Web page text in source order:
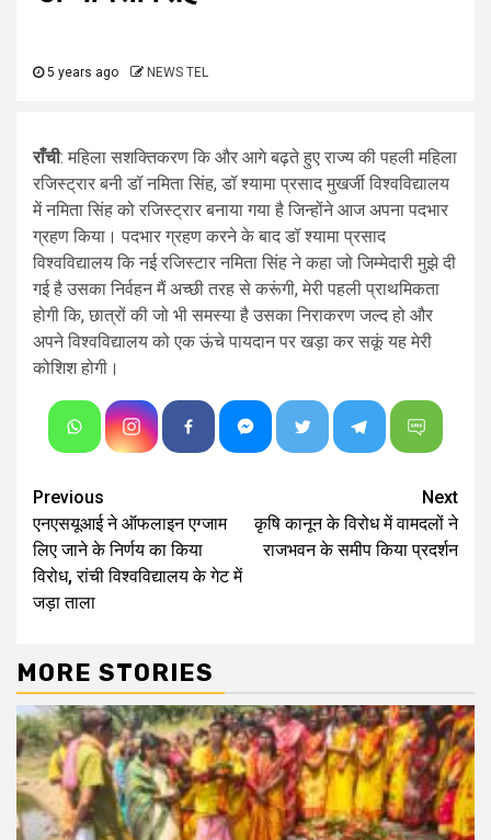
5 years ago NEWS TEL
राँची: महिला सशक्तिकरण कि और आगे बढ़ते हुए राज्य की पहली महिला
रजिस्ट्रार बनी डॉ नमिता सिंह, डॉ श्यामा प्रसाद मुखर्जी विश्वविद्यालय
में नमिता सिंह को रजिस्ट्रार बनाया गया है जिन्होंने आज अपना पदभार
ग्रहण किया। पदभार ग्रहण करने के बाद डॉ श्यामा प्रसाद
विश्वविद्यालय कि नई रजिस्टार नमिता सिंह ने कहा जो जिम्मेदारी मुझे दी
गई है उसका निर्वहन मैं अच्छी तरह से करूंगी, मेरी पहली प्राथमिकता
होगी कि, छात्रों की जो भी समस्या है उसका निराकरण जल्द हो और
अपने विश्वविद्यालय को एक ऊंचे पायदान पर खड़ा कर सकूं यह मेरी
कोशिश होगी।
Continue
Reading
Previous
एनएसयूआई ने ऑफलाइन एग्जाम
लिए जाने के निर्णय का किया
विरोध, रांची विश्वविद्यालय के गेट में
जड़ा ताला
Next
कृषि कानून के विरोध में वामदलों ने
राजभवन के समीप किया प्रदर्शन
MORE STORIES